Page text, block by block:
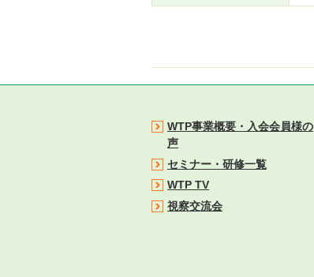
WTP事業概要・入会会員様の
声
セミナー・研修一覧
WTP TV
視察交流会